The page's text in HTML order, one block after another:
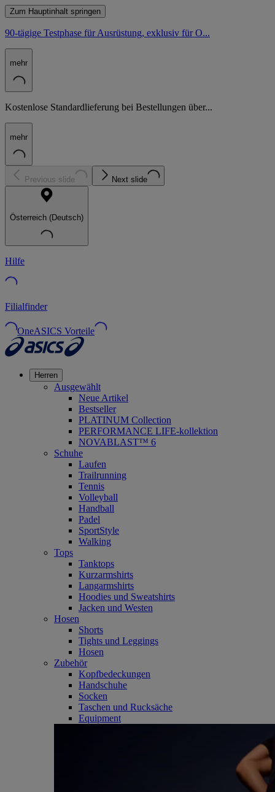
Zum Hauptinhalt springen
90-tägige Testphase für Ausrüstung, exklusiv für O...
mehr
Kostenlose Standardlieferung bei Bestellungen über...
mehr
Previous slide Next slide
Österreich (Deutsch)
Hilfe
Filialfinder
OneASICS Vorteile
Herren
Ausgewählt
Neue Artikel
Bestseller
PLATINUM Collection
PERFORMANCE LIFE-kollektion
NOVABLAST™ 6
Schuhe
Laufen
Trailrunning
Tennis
Volleyball
Handball
Padel
SportStyle
Walking
Tops
Tanktops
Kurzarmshirts
Langarmshirts
Hoodies und Sweatshirts
Jacken und Westen
Hosen
Shorts
Tights und Leggings
Hosen
Zubehör
Kopfbedeckungen
Handschuhe
Socken
Taschen und Rucksäche
Equipment